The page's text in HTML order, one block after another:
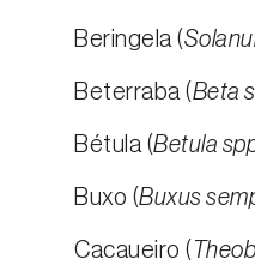
Beringela (
Beterraba (Beta
Bétula (Betula
Buxo (Buxus
Cacaueiro (